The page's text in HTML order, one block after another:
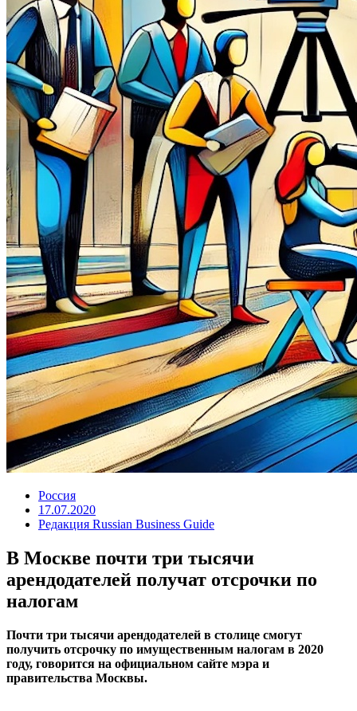
Россия
17.07.2020
Редакция Russian Business Guide
В Москве почти три тысячи
арендодателей получат отсрочки по
налогам
Почти три тысячи арендодателей в столице смогут
получить отсрочку по имущественным налогам в 2020
году, говорится на официальном сайте мэра и
правительства Москвы.